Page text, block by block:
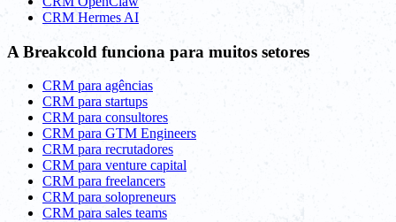
CRM Hermes AI
A Breakcold funciona para muitos setores
CRM para agências
CRM para startups
CRM para consultores
CRM para GTM Engineers
CRM para recrutadores
CRM para venture capital
CRM para freelancers
CRM para solopreneurs
CRM para sales teams